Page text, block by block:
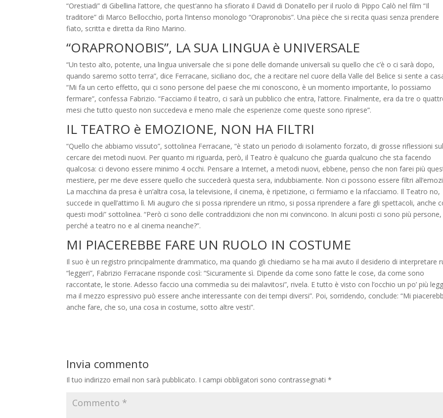
“Orestiadi” di Gibellina l’attore, che quest’anno ha sfiorato il David di Donatello per il ruolo di Pippo Calò nel film “Il
traditore” di Marco Bellocchio, porta l’intenso monologo “Orapronobis”. Una pièce che si recita quasi senza prendere
fiato, scritta e diretta da Rino Marino.
“ORAPRONOBIS”, LA SUA LINGUA è UNIVERSALE
“Un testo alto, potente, una lingua universale che si pone delle domande universali su quello che c’è o ci sarà dopo,
quando saremo sotto terra”, dice Ferracane, siciliano doc, che a recitare nel cuore della Valle del Belice si sente a
“Mi fa un certo effetto, qui ci sono persone del paese che mi conoscono, è un momento importante, lo possiamo
fermare”, confessa Fabrizio. “Facciamo il teatro, ci sarà un pubblico che entra, l’attore. Finalmente, era da tre o
mesi che tutto questo non succedeva e meno male che esperienze come queste sono riprese”.
IL TEATRO è EMOZIONE, NON HA FILTRI
“Quello che abbiamo vissuto”, sottolinea Ferracane, “è stato un periodo di isolamento forzato, di grosse riflessioni sul
cercare dei metodi nuovi. Per quanto mi riguarda, però, il Teatro è qualcuno che guarda qualcuno che sta facendo
qualcosa: ci devono essere minimo 4 occhi. Pensare a Internet, a metodi nuovi, ebbene, penso che non farei più
mestiere, per me deve essere quello che succederà questa sera, indubbiamente. Non ci possono essere filtri
La macchina da presa è un’altra cosa, la televisione, il cinema, è ripetizione, ci fermiamo e la rifacciamo. Il Teatro no,
succede in quell’attimo lì. Mi auguro che si possa riprendere un ritmo, si possa riprendere a fare gli spettacoli, anche
questi modi” sottolinea. “Però ci sono delle contraddizioni che non mi convincono. In alcuni posti ci sono più persone,
perché a teatro no e al cinema neanche?”.
MI PIACEREBBE FARE UN RUOLO IN COSTUME
Il suo è un registro principalmente drammatico, ma quando gli chiediamo se ha mai avuto il desiderio di interpretare
“leggeri”, Fabrizio Ferracane risponde così: “Sicuramente sì. Dipende da come sono fatte le cose, da come sono
raccontate, le storie. Adesso faccio una commedia su dei malavitosi”, rivela. E tutto è visto con l’occhio un po’ più
ma il mezzo espressivo può essere anche interessante con dei tempi diversi”. Poi, sorridendo, conclude: “Mi
anche fare, che so, una cosa in costume, sotto altre vesti”.
Invia commento
Il tuo indirizzo email non sarà pubblicato. I campi obbligatori sono contrassegnati*